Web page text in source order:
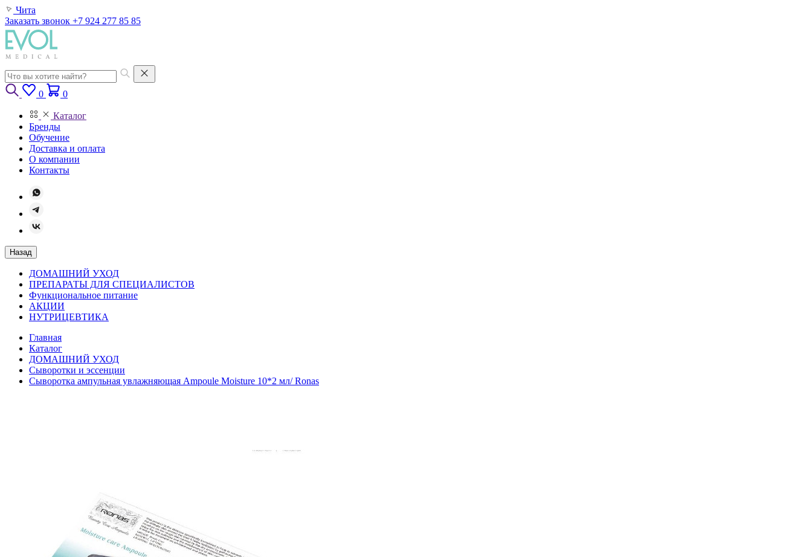
Чита
Заказать звонок +7 924 277 85 85
0 0
Каталог
Бренды
Обучение
Доставка и оплата
О компании
Контакты
Назад
ДОМАШНИЙ УХОД
ПРЕПАРАТЫ ДЛЯ СПЕЦИАЛИСТОВ
Функциональное питание
АКЦИИ
НУТРИЦЕВТИКА
Главная
Каталог
ДОМАШНИЙ УХОД
Сыворотки и эссенции
Сыворотка ампульная увлажняющая Ampoule Moisture 10*2 мл/ Ronas